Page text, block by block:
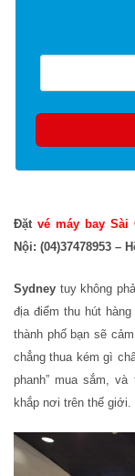
Đặt vé máy bay Sài
Nội: (04)37478953 –
Sydney tuy không
địa điểm thu hút
thành phố bạn sẽ
chẳng thua kém gì
phanh” mua sắm,
khắp nơi trên thế giới.